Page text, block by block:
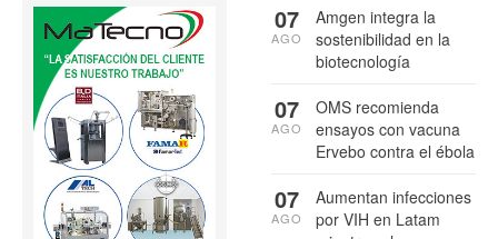
Amgen integra la
sostenibilidad en la
biotecnología
07
AGO
OMS recomienda
ensayos con vacuna
Ervebo contra el ébola
07
AGO
Aumentan infecciones
por VIH en Latam
07
AGO